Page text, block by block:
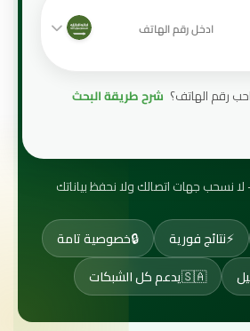
رقم الهاتف؟ شرح طريقة البحث
نسحب جهات اتصالك ولا نحفظ بياناتك
⚡نتائج فورية 🔒خصوصية تامة
🇸🇦يدعم كل الشبكات